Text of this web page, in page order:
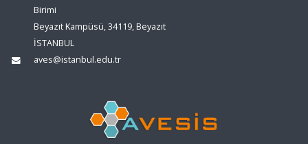
Birimi
Beyazıt Kampüsü, 34119, Beyazıt
İSTANBUL
aves@istanbul.edu.tr